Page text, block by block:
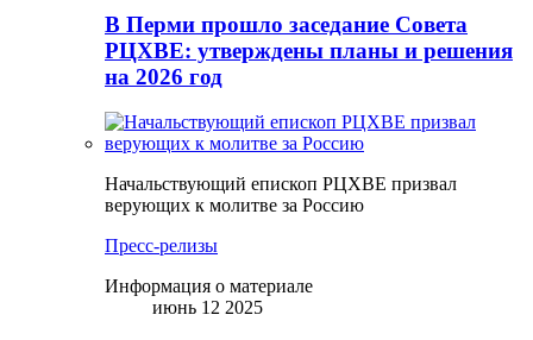
В Перми прошло заседание Совета
РЦХВЕ: утверждены планы и решения
на 2026 год
Начальствующий епископ РЦХВЕ призвал
верующих к молитве за Россию
Пресс-релизы
Информация о материале
июнь 12 2025